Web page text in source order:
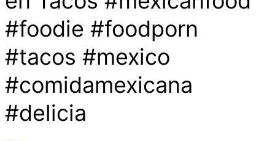
#foodie #foodporn
#tacos #mexico
#comidamexicana
#delicia